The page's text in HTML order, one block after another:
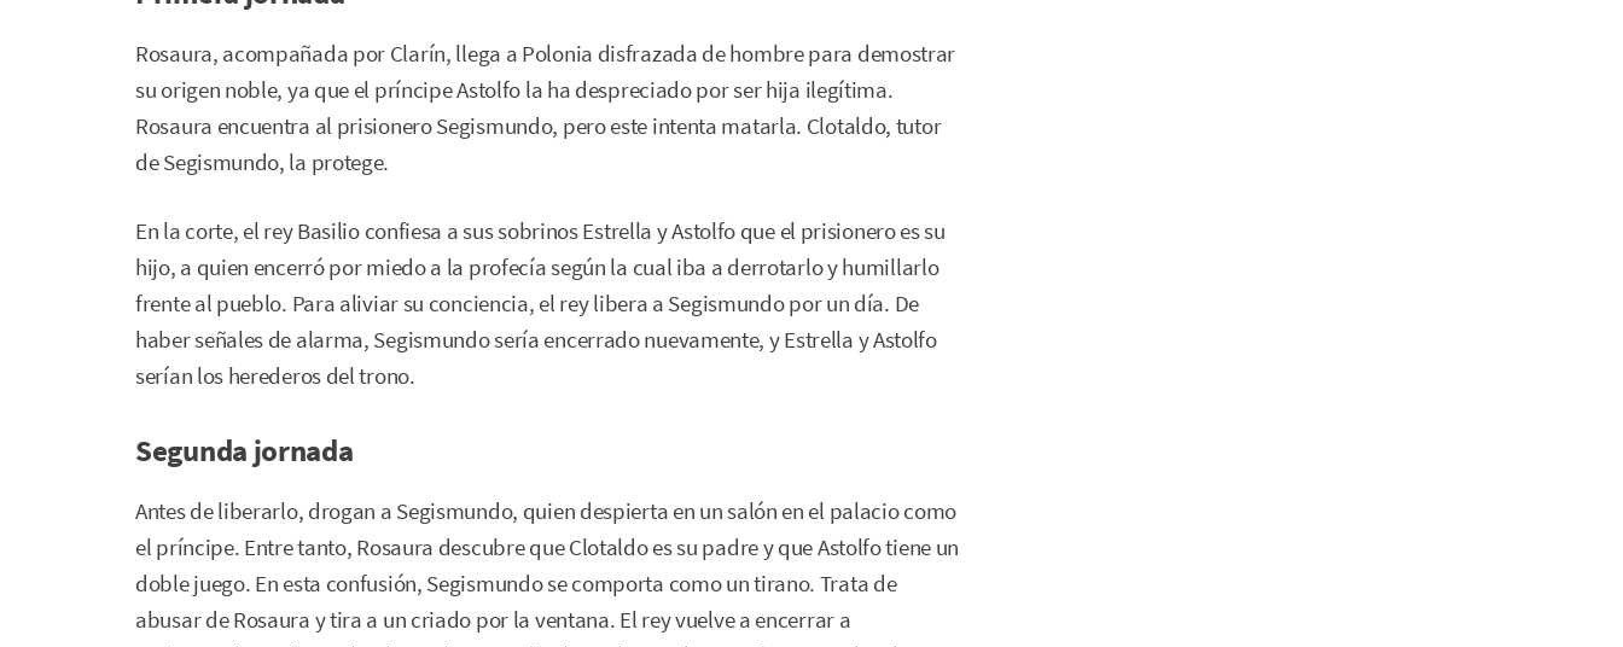
Rosaura, acompañada por Clarín, llega a Polonia disfrazada de hombre para demostrar
su origen noble, ya que el príncipe Astolfo la ha despreciado por ser hija ilegítima.
Rosaura encuentra al prisionero Segismundo, pero este intenta matarla. Clotaldo, tutor
de Segismundo, la protege.
En la corte, el rey Basilio confiesa a sus sobrinos Estrella y Astolfo que el prisionero es su
hijo, a quien encerró por miedo a la profecía según la cual iba a derrotarlo y humillarlo
frente al pueblo. Para aliviar su conciencia, el rey libera a Segismundo por un día. De
haber señales de alarma, Segismundo sería encerrado nuevamente, y Estrella y Astolfo
serían los herederos del trono.
Segunda jornada
Antes de liberarlo, drogan a Segismundo, quien despierta en un salón en el palacio como
el príncipe. Entre tanto, Rosaura descubre que Clotaldo es su padre y que Astolfo tiene un
doble juego. En esta confusión, Segismundo se comporta como un tirano. Trata de
abusar de Rosaura y tira a un criado por la ventana. El rey vuelve a encerrar a